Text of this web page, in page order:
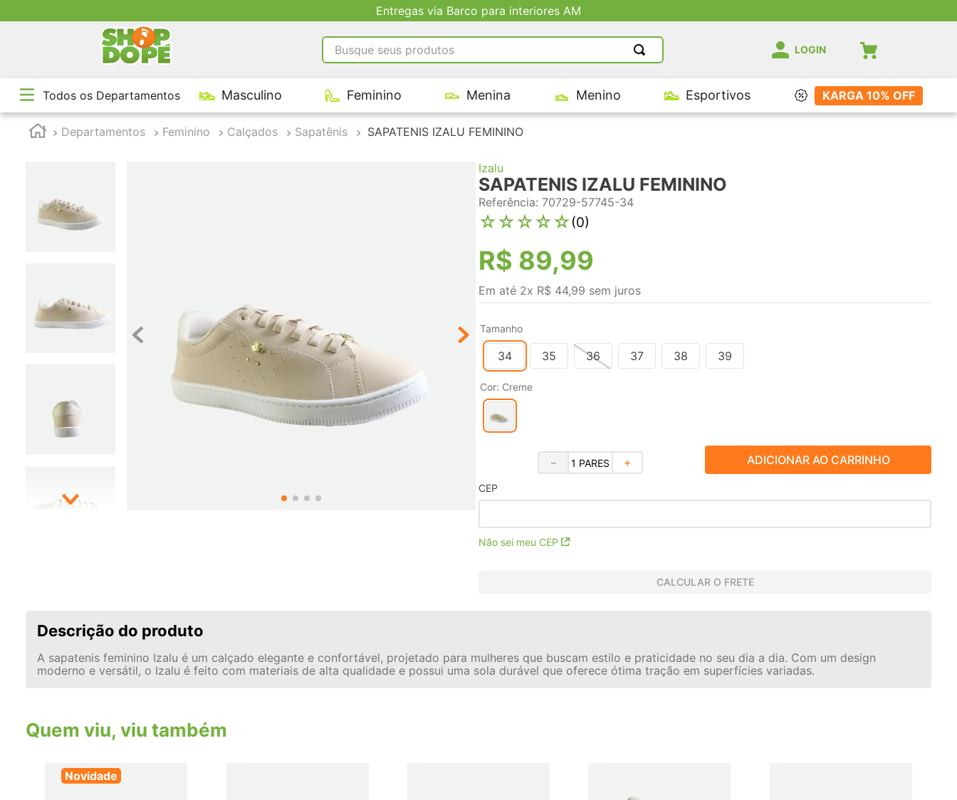
Entregas via Barco para interiores AM
Busque seus produtos LOGIN
Todos os Departamentos Masculino Feminino Menina Menino Esportivos KARGA 10% OFF
Departamentos Feminino Calçados Sapatênis SAPATENIS IZALU FEMININO
Izalu
SAPATENIS IZALU FEMININO
Referência: 70729-57745-34
☆☆☆☆☆(0)
R$ 89,99
Em até 2x R$ 44,99 sem juros
Tamanho
34 35 36 37 38 39
Cor: Creme
＋
－ ADICIONAR AO CARRINHO
CEP
Não sei meu CEP
CALCULAR O FRETE
Descrição do produto
A sapatenis feminino Izalu é um calçado elegante e confortável, projetado para mulheres que buscam estilo e praticidade no seu dia a dia. Com um design
moderno e versátil, o Izalu é feito com materiais de alta qualidade e possui uma sola durável que oferece ótima tração em superfícies variadas.
Quem viu, viu também
Novidade
TERMOS MAIS BUSCADOS
tênis masculino
tenis feminino